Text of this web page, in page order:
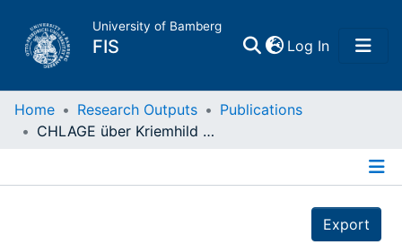
University of Bamberg
FIS Log In(current)
Home
Home Research Outputs
Publications
CHLAGE über Kriemhild : Intertextualität, literarische Erinnerungsarbeit und die Konstruktion von Weiblichkeit in der mittelhochdeutschen Heldenepik
Export